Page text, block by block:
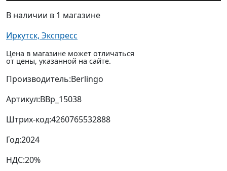
В наличии в 1 магазине
Иркутск, Экспресс
Цена в магазине может отличаться
от цены, указанной на сайте.
Производитель:Berlingo
Артикул:BBp_15038
Штрих-код:4260765532888
Год:2024
НДС:20%